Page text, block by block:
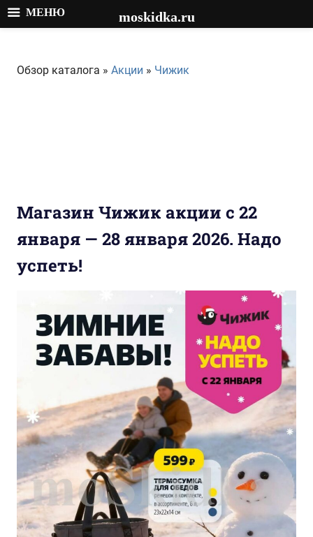
содержимому
Обзор каталога » Акции » Чижик
Магазин Чижик акции с 22
января — 28 января 2026. Надо
успеть!
МЕНЮ moskidka.ru